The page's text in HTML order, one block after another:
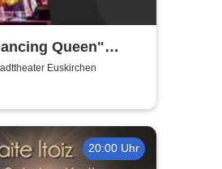
Queen"
Euskirchen
20:00 Uhr